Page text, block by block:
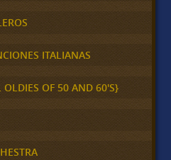
ITALIANAS
OF 50 AND 60'S}